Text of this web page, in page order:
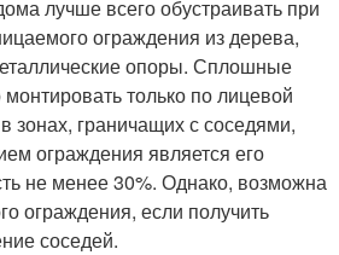
лучше всего обустраивать при
ограждения из дерева,
опоры. Сплошные
только по лицевой
зонах, граничащих с соседями,
ограждения является его
не менее 30%. Однако, возможна
ограждения, если получить
соседей.